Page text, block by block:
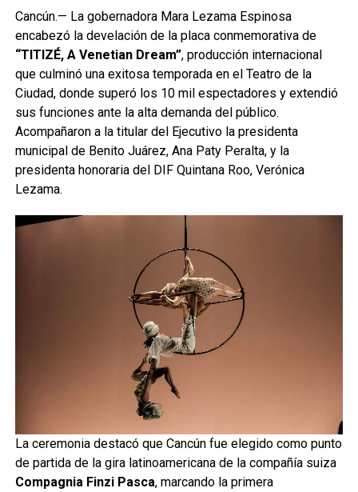
Cancún.— La gobernadora Mara Lezama Espinosa
encabezó la develación de la placa conmemorativa de
“TITIZÉ, A Venetian Dream”, producción internacional
que culminó una exitosa temporada en el Teatro de la
Ciudad, donde superó los 10 mil espectadores y extendió
sus funciones ante la alta demanda del público.
Acompañaron a la titular del Ejecutivo la presidenta
municipal de Benito Juárez, Ana Paty Peralta, y la
presidenta honoraria del DIF Quintana Roo, Verónica
Lezama.
La ceremonia destacó que Cancún fue elegido como punto
de partida de la gira latinoamericana de la compañía suiza
Compagnia Finzi Pasca, marcando la primera